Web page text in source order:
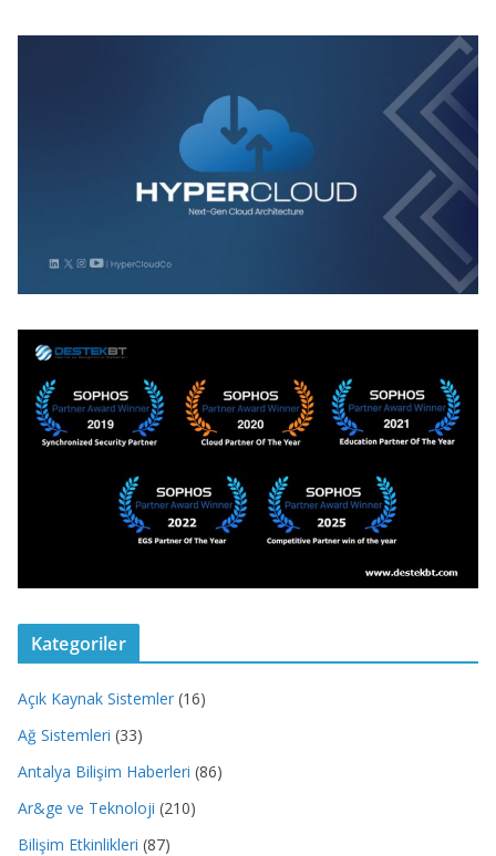
Kategoriler
Açık Kaynak Sistemler (16)
Ağ Sistemleri (33)
Antalya Bilişim Haberleri (86)
Ar&ge ve Teknoloji (210)
Bilişim Etkinlikleri (87)